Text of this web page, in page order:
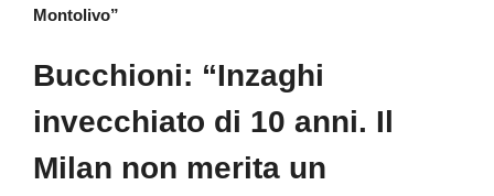
Montolivo”
Bucchioni: “Inzaghi
invecchiato di 10 anni. Il
Milan non merita un